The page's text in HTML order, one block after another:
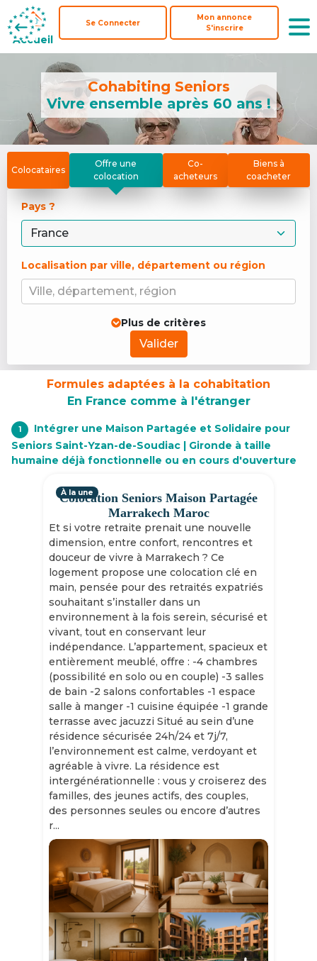
Accueil
Se Connecter
Mon annonce
S'inscrire
Accueil
Se Connecter
Mon annonce
S'inscrire
Cohabiting Seniors
Vivre ensemble après 60 ans !
Colocataires
Offre une
colocation
Co-
acheteurs
Biens à
coacheter
Pays ?
Localisation par ville, département ou région
Ville, département, région
Plus de critères
Valider
Formules adaptées à la cohabitation
En France comme à l'étranger
1
Intégrer une Maison Partagée et Solidaire pour
Seniors Saint-Yzan-de-Soudiac | Gironde à taille
humaine déjà fonctionnelle ou en cours d'ouverture
Colocation Seniors Maison Partagée
Marrakech Maroc
Et si votre retraite prenait une nouvelle
dimension, entre confort, rencontres et
douceur de vivre à Marrakech ? Ce
logement propose une colocation clé en
main, pensée pour des retraités expatriés
souhaitant s’installer dans un
environnement à la fois serein, sécurisé et
vivant, tout en conservant leur
indépendance. L’appartement, spacieux et
entièrement meublé, offre : -4 chambres
(possibilité en solo ou en couple) -3 salles
de bain -2 salons confortables -1 espace
salle à manger -1 cuisine équipée -1 grande
terrasse avec jacuzzi Situé au sein d’une
résidence sécurisée 24h/24 et 7j/7,
l’environnement est calme, verdoyant et
agréable à vivre. La résidence est
intergénérationnelle : vous y croiserez des
familles, des jeunes actifs, des couples,
des personnes seules ou encore d’autres
r...
À la une
Slide 1 of 11